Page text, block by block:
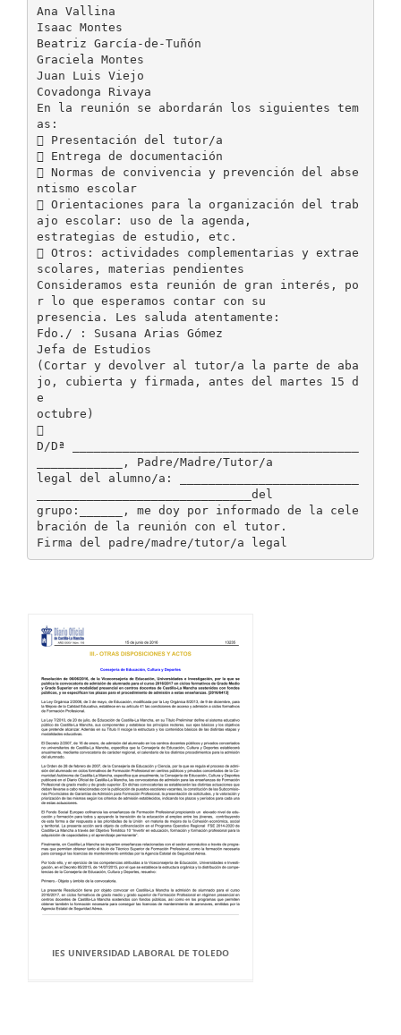
Ana Vallina
Isaac Montes
Beatriz García-de-Tuñón
Graciela Montes
Juan Luis Viejo
Covadonga Rivaya
En la reunión se abordarán los siguientes tem
as:
 Presentación del tutor/a
 Entrega de documentación
 Normas de convivencia y prevención del abse
ntismo escolar
 Orientaciones para la organización del trab
ajo escolar: uso de la agenda,
estrategias de estudio, etc.
 Otros: actividades complementarias y extrae
scolares, materias pendientes
Consideramos esta reunión de gran interés, po
r lo que esperamos contar con su
presencia. Les saluda atentamente:
Fdo./ : Susana Arias Gómez
Jefa de Estudios
(Cortar y devolver al tutor/a la parte de aba
jo, cubierta y firmada, antes del martes 15 d
e
octubre)

D/Dª ________________________________________
____________, Padre/Madre/Tutor/a
legal del alumno/a: _________________________
______________________________del
grupo:______, me doy por informado de la cele
bración de la reunión con el tutor.
IES UNIVERSIDAD LABORAL DE TOLEDO